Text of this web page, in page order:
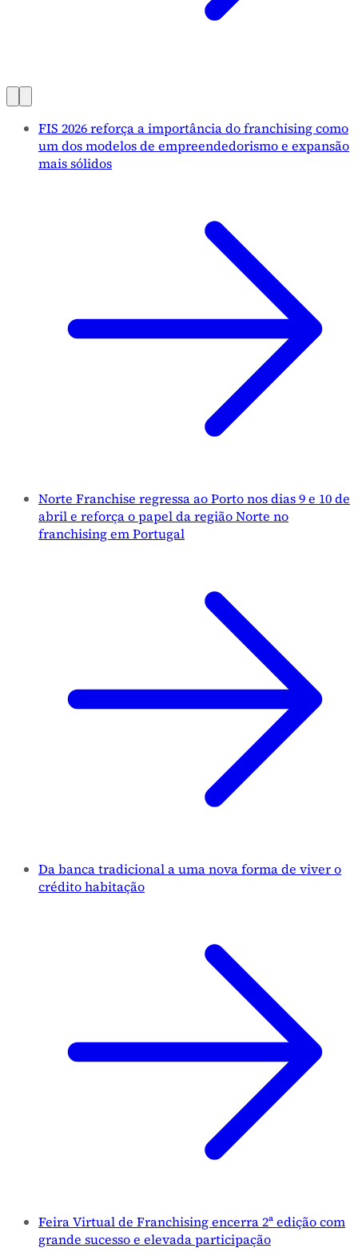
FIS 2026 reforça a importância do franchising como
um dos modelos de empreendedorismo e expansão
mais sólidos
Norte Franchise regressa ao Porto nos dias 9 e 10 de
abril e reforça o papel da região Norte no
franchising em Portugal
Da banca tradicional a uma nova forma de viver o
crédito habitação
Feira Virtual de Franchising encerra 2ª edição com
grande sucesso e elevada participação